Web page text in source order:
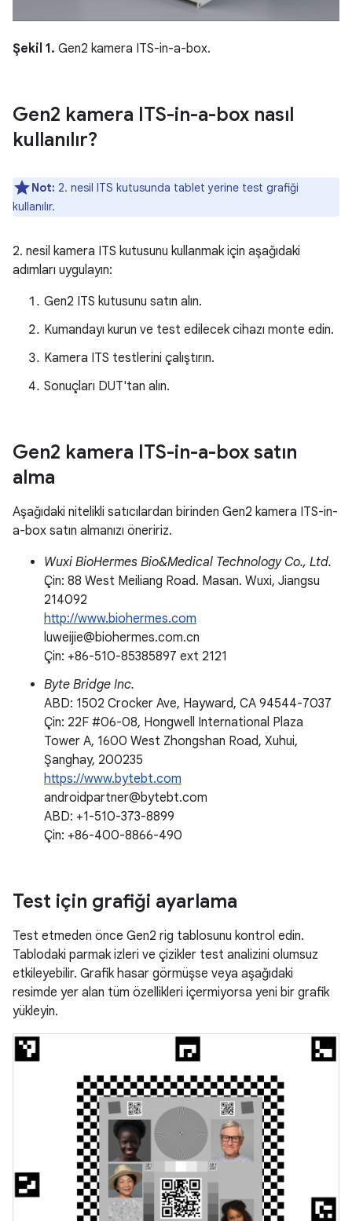
Şekil 1. Gen2 kamera ITS-in-a-box.
Gen2 kamera ITS-in-a-box nasıl
kullanılır?
Not: 2. nesil ITS kutusunda tablet yerine test grafiği
kullanılır.
2. nesil kamera ITS kutusunu kullanmak için aşağıdaki
adımları uygulayın:
Gen2 ITS kutusunu satın alın.
Kumandayı kurun ve test edilecek cihazı monte edin.
Kamera ITS testlerini çalıştırın.
Sonuçları DUT'tan alın.
Gen2 kamera ITS-in-a-box satın
alma
Aşağıdaki nitelikli satıcılardan birinden Gen2 kamera ITS-in-
a-box satın almanızı öneririz.
Wuxi BioHermes Bio&Medical Technology Co., Ltd.
Çin: 88 West Meiliang Road. Masan. Wuxi, Jiangsu
214092
http://www.biohermes.com
luweijie@biohermes.com.cn
Çin: +86-510-85385897 ext 2121
Byte Bridge Inc.
ABD: 1502 Crocker Ave, Hayward, CA 94544-7037
Çin: 22F #06-08, Hongwell International Plaza
Tower A, 1600 West Zhongshan Road, Xuhui,
Şanghay, 200235
https://www.bytebt.com
androidpartner@bytebt.com
ABD: +1-510-373-8899
Çin: +86-400-8866-490
Test için grafiği ayarlama
Test etmeden önce Gen2 rig tablosunu kontrol edin.
Tablodaki parmak izleri ve çizikler test analizini olumsuz
etkileyebilir. Grafik hasar görmüşse veya aşağıdaki
resimde yer alan tüm özellikleri içermiyorsa yeni bir grafik
yükleyin.